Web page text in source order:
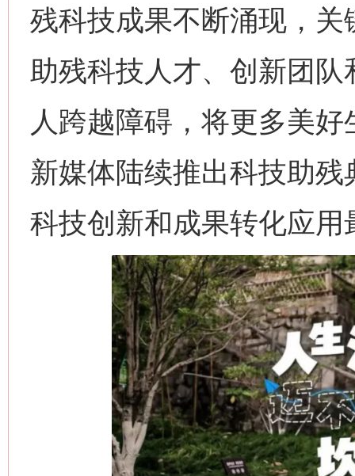
残科技成果不断涌现，
助残科技人才、创新团
人跨越障碍，将更多美
新媒体陆续推出科技助
科技创新和成果转化应用